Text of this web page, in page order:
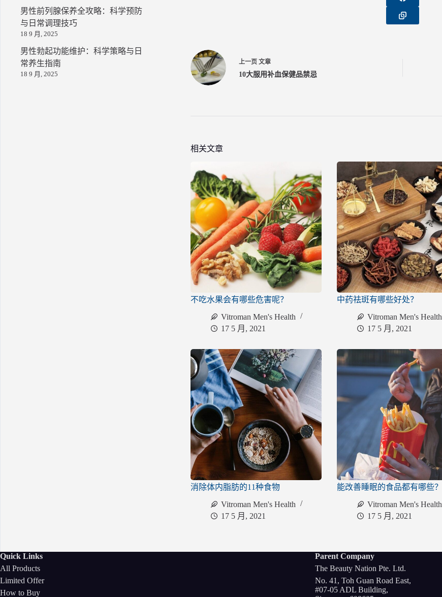
上一页 文章
10大服用补血保健品禁忌
相关文章
不吃水果会有哪些危害呢？
Vitroman Men's Health
17 5 月, 2021
中药祛斑有哪些好处？
Vitroman Men's Health
17 5 月, 2021
消除体内脂肪的11种食物
Vitroman Men's Health
17 5 月, 2021
能改善睡眠的食品都有哪些？
Vitroman Men's Health
17 5 月, 2021
男性前列腺保养全攻略：科学预防
与日常调理技巧
18 9 月, 2025
男性勃起功能维护：科学策略与日
常养生指南
18 9 月, 2025
Quick Links
All Products
Limited Offer
How to Buy
Parent Company
The Beauty Nation Pte. Ltd.
No. 41, Toh Guan Road East,
#07-05 ADL Building,